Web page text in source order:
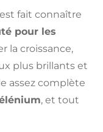
fait connaître
pour les
la croissance,
plus brillants et
assez complète
, et tout